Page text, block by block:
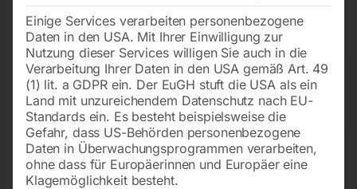
Absaugarm in Rohrausführung
Einige Services verarbeiten personenbezogene
Daten in den USA. Mit Ihrer Einwilligung zur
Nutzung dieser Services willigen Sie auch in die
Verarbeitung Ihrer Daten in den USA gemäß Art. 49
(1) lit. a GDPR ein. Der EuGH stuft die USA als ein
Land mit unzureichendem Datenschutz nach EU-
Standards ein. Es besteht beispielsweise die
Gefahr, dass US-Behörden personenbezogene
Daten in Überwachungsprogrammen verarbeiten,
ohne dass für Europäerinnen und Europäer eine
Klagemöglichkeit besteht.